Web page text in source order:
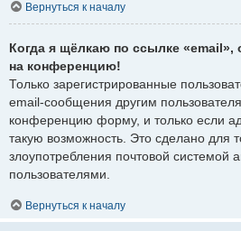
Вернуться к началу
Когда я щёлкаю по ссылке «email»,
на конференцию!
Только зарегистрированные
email-сообщения другим
конференцию форму, и только если
такую возможность. Это сделано для
злоупотребления почтовой системой
пользователями.
Вернуться к началу